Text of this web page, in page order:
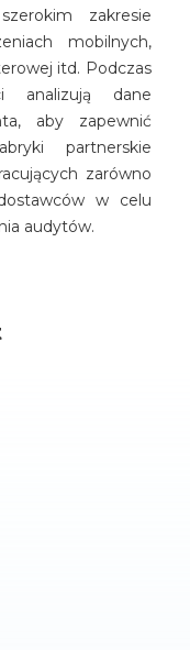
zakresie
mobilnych,
itd. Podczas
analizują dane
aby zapewnić
partnerskie
zarówno
w celu
audytów.